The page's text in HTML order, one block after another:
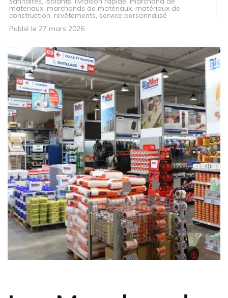
materiaux, marchands de matériaux, matériaux de
construction, revêtements, service personnalisé
Publié le 27 mars 2026